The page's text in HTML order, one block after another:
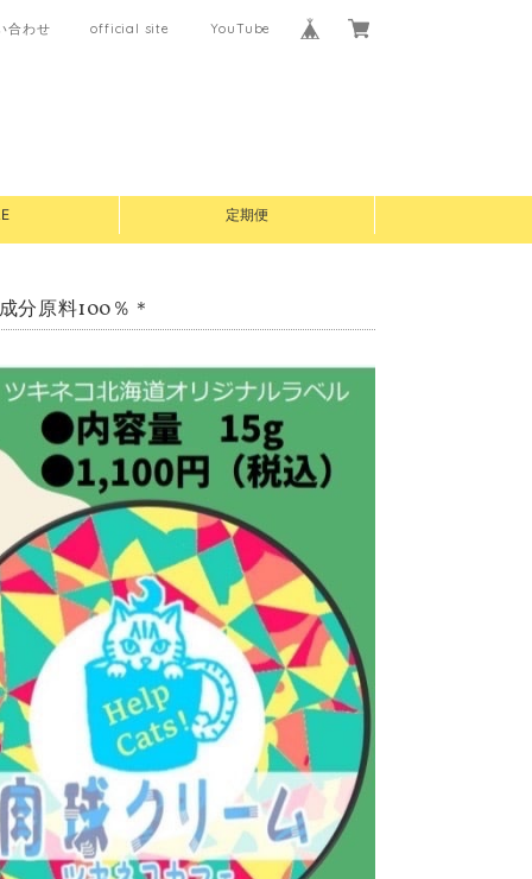
合わせ official site YouTube
定期便
分原料100％＊